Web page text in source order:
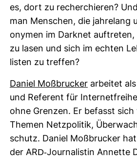
es, dort zu recher­chieren?
man Men­schen, die jah­re­lang
onymen im Darknet auf­treten,
zu lasen und sich im echten
listen zu treffen?
Daniel Moß­bru­cker arbeitet
und Refe­rent für
ohne Grenzen. Er befasst
Themen Netz­po­litik,
schutz. Daniel Moß­bru­cker
der ARD-​Jour­na­listin Annette